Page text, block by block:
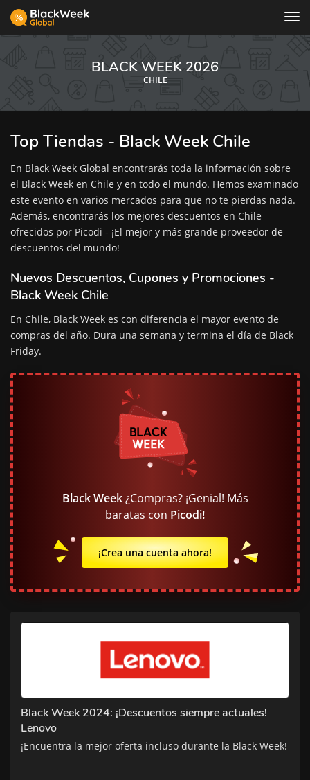
BLACK WEEK 2026
CHILE
Top Tiendas - Black Week Chile
En Black Week Global encontrarás toda la información sobre
el Black Week en Chile y en todo el mundo. Hemos examinado
este evento en varios mercados para que no te pierdas nada.
Además, encontrarás los mejores descuentos en Chile
ofrecidos por Picodi - ¡El mejor y más grande proveedor de
descuentos del mundo!
Nuevos Descuentos, Cupones y Promociones -
Black Week Chile
En Chile, Black Week es con diferencia el mayor evento de
compras del año. Dura una semana y termina el día de Black
Friday.
Black Week¿Compras? ¡Genial! Más
baratas con Picodi!
¡Crea una cuenta ahora!
Black Week 2024: ¡Descuentos siempre actuales!
Lenovo
¡Encuentra la mejor oferta incluso durante la Black Week!